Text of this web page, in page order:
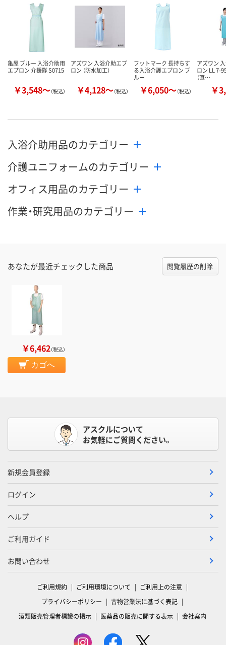
メーカー都合により
数量
メーカー都
販売停止中
亀屋 ブルー 入浴介助用
エプロン 介援隊 S0715
￥3,548～（税込）
アズワン 入浴介助エプ
ロン （防水加工）
￥4,128～（税込）
フットマーク 長持ちす
る入浴介護エプロン ブ
ルー
￥6,050～（税込）
アズワン
ロン LL 7-
（直…
￥
入浴介助用品のカテゴリー
介護ユニフォームのカテゴリー
オフィス用品のカテゴリー
作業・研究用品のカテゴリー
あなたが最近チェックした商品 閲覧履歴の削除
￥6,462（税込）
カゴへ
アスクルについて
お気軽にご質問ください。
新規会員登録
ログイン
ヘルプ
ご利用ガイド
お問い合わせ
ご利用規約 ご利用環境について
ご利用上の注意
プライバシーポリシー
古物営業法に基づく表記
酒類販売管理者標識の掲示
医薬品の販売に関する表示 会社案内